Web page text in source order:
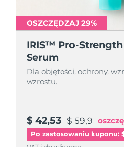
OSZCZĘDZAJ 29%
IRIS™ Pro-Strength
Serum
Dla objętości, ochrony,
wzrostu.
$ 42,53 $ 59,9
Po zastosowaniu kuponu: